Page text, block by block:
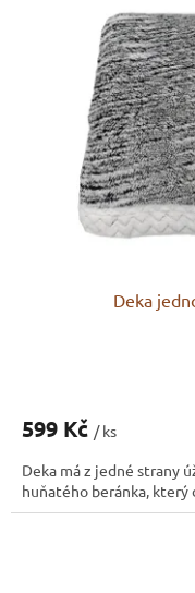
Deka
599 Kč / ks
Deka má z jedné strany
huňatého beránka, který